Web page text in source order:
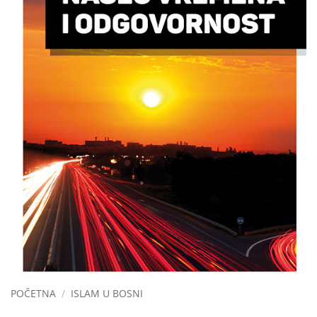
POČETNA / ISLAM U BOSNI